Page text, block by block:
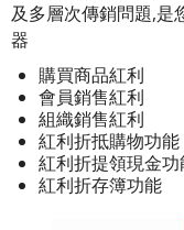
及多層次傳銷問題,是
器
購買商品紅利
會員銷售紅利
組織銷售紅利
紅利折抵購物功能
紅利折提領現金功
紅利折存簿功能